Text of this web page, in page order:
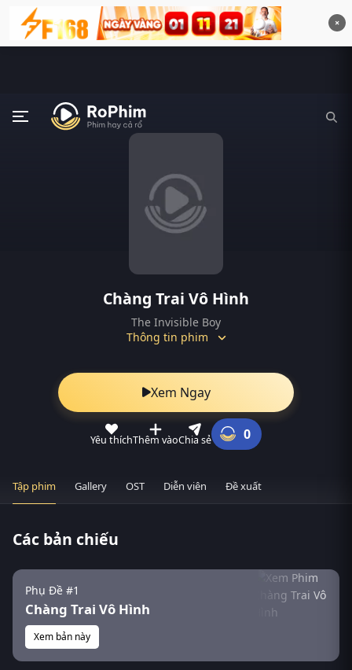
×
Chàng Trai Vô Hình
The Invisible Boy
Thông tin phim
Xem Ngay
Yêu thíchThêm vàoChia sẻ 0
Tập phim Gallery OST Diễn viên Đề xuất
Các bản chiếu
Phụ Đề #1
Chàng Trai Vô Hình
Xem bản này